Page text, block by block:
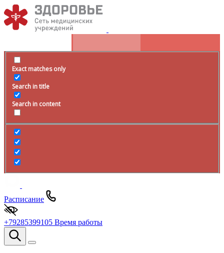
Exact matches only
Search in title
Search in content
Расписание
+79285399105 Время работы